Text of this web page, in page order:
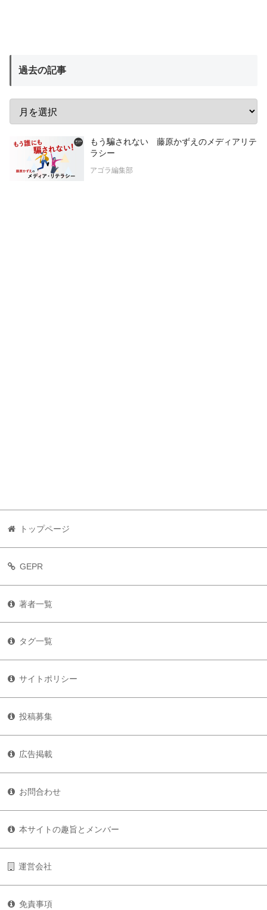
過去の記事
もう騙されない 藤原かずえのメディアリテ
ラシー
アゴラ編集部
トップページ
GEPR
著者一覧
タグ一覧
サイトポリシー
投稿募集
広告掲載
お問合わせ
本サイトの趣旨とメンバー
運営会社
免責事項